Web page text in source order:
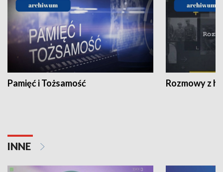
Pamięć i Tożsamość Rozmowy z
INNE